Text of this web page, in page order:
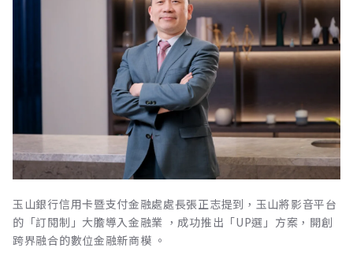
玉山銀行信用卡暨支付金融處處長張正志提到，玉山將影音平台
的「訂閱制」大膽導入金融業 ，成功推出「UP選」方案，開創
跨界融合的數位金融新商模 。